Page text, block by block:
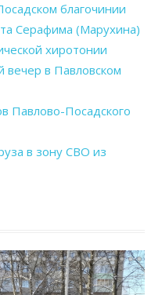
благочинии
Серафима (Марухина)
хиротонии
в Павловском
Павлово-Посадского
в зону СВО из